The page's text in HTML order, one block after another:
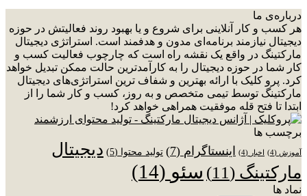
درباره‌ی ما
هر کسب و کار آنلاینی برای شروع و یا بهبود روند فعالیتش در حوزه
دیجیتال نیازمند برنامه‌ای مدون و هدفمند است. استراتژی دیجیتال
مارکتینگ در واقع یک نقشه راه است که چارچوب فعالیت کسب و
کار شما در حوزه دیجیتال را به کارآمدترین حالت ممکن تبدیل خواهد
کرد. پرو کلیک با ارائه بهترین و شفاف ترین استراتژی‌های دیجیتال
مارکتینگ توسط تیمی متخصص و به روز، کسب و کار شما را از
ابتدا تا فتح قله موفقیت همراهی خواهد کرد!
برچسب ها
آموزش (4) اخبار (4) اینستاگرام (7) تولید محتوا (5)
دیجیتال
مارکتینگ (11) سئو (14)
نماد ها